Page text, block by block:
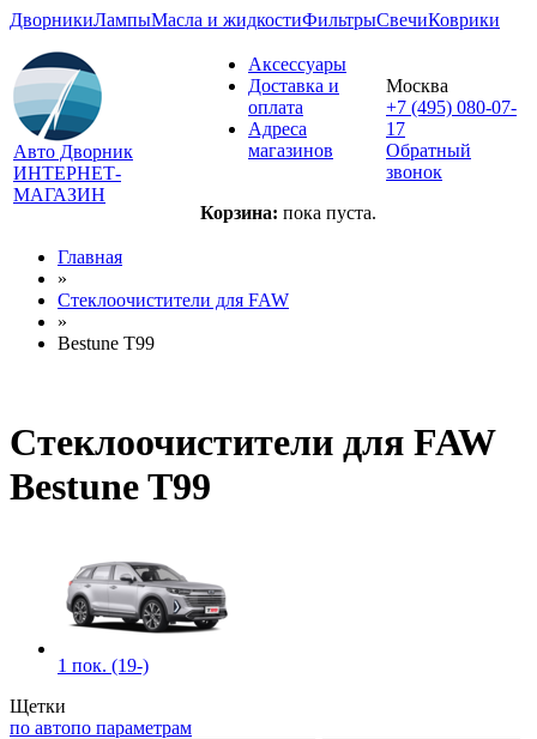
ДворникиЛампыМасла и жидкостиФильтрыСвечиКоврики
Авто Дворник
ИНТЕРНЕТ-
МАГАЗИН
Аксессуары
Доставка и
оплата
Адреса
магазинов
Корзина: пока пуста.
Москва
+7 (495) 080-07-
17
Обратный
звонок
Главная
»
Стеклоочистители для FAW
»
Bestune T99
Стеклоочистители для FAW
Bestune T99
1 пок. (19-)
Щетки
по автопо параметрам